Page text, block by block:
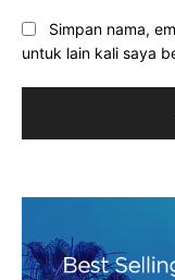
Simpan nama,
untuk lain kali saya